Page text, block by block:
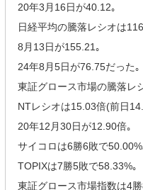
20年3月16日が40.12｡
日経平均の騰落レシオは
8月13日が155.21｡
24年8月5日が76.75だった｡
東証グロース市場の騰落レ
NTレシオは15.03倍(前日
20年12月30日が12.90倍｡
サイコロは6勝6敗で50.00%
TOPIXは7勝5敗で58.33%｡
東証グロース市場指数は4